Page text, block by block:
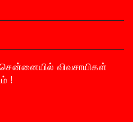
விவசாயிகள்
!